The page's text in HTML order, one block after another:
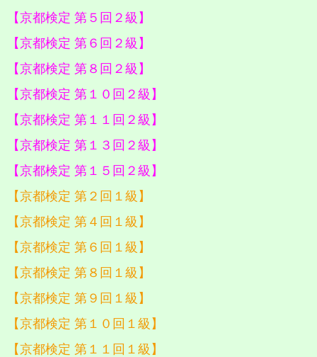
【京都検定 第５回２級】
【京都検定 第６回２級】
【京都検定 第８回２級】
【京都検定 第１０回２級】
【京都検定 第１１回２級】
【京都検定 第１３回２級】
【京都検定 第１５回２級】
【京都検定 第２回１級】
【京都検定 第４回１級】
【京都検定 第６回１級】
【京都検定 第８回１級】
【京都検定 第９回１級】
【京都検定 第１０回１級】
【京都検定 第１１回１級】